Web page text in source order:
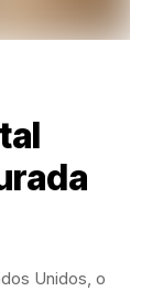
Unidos, o